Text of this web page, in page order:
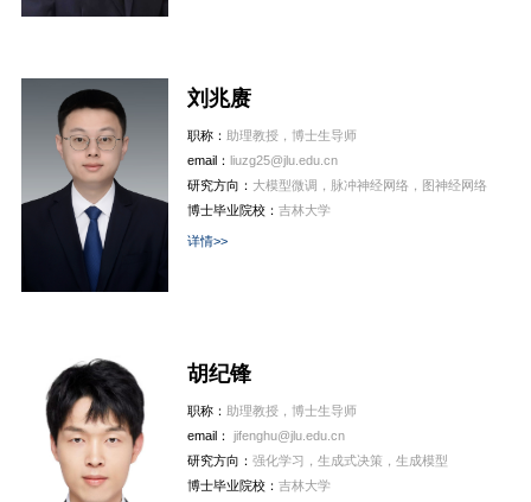
刘兆赓
职称： 助理教授，博士生导师
email： liuzg25@jlu.edu.cn
研究方向： 大模型微调，脉冲神经网络，图神经网络
博士毕业院校： 吉林大学
详情>>
胡纪锋
职称： 助理教授，博士生导师
email：
jifenghu@jlu.edu.cn
研究方向： 强化学习，生成式决策，生成模型
博士毕业院校： 吉林大学